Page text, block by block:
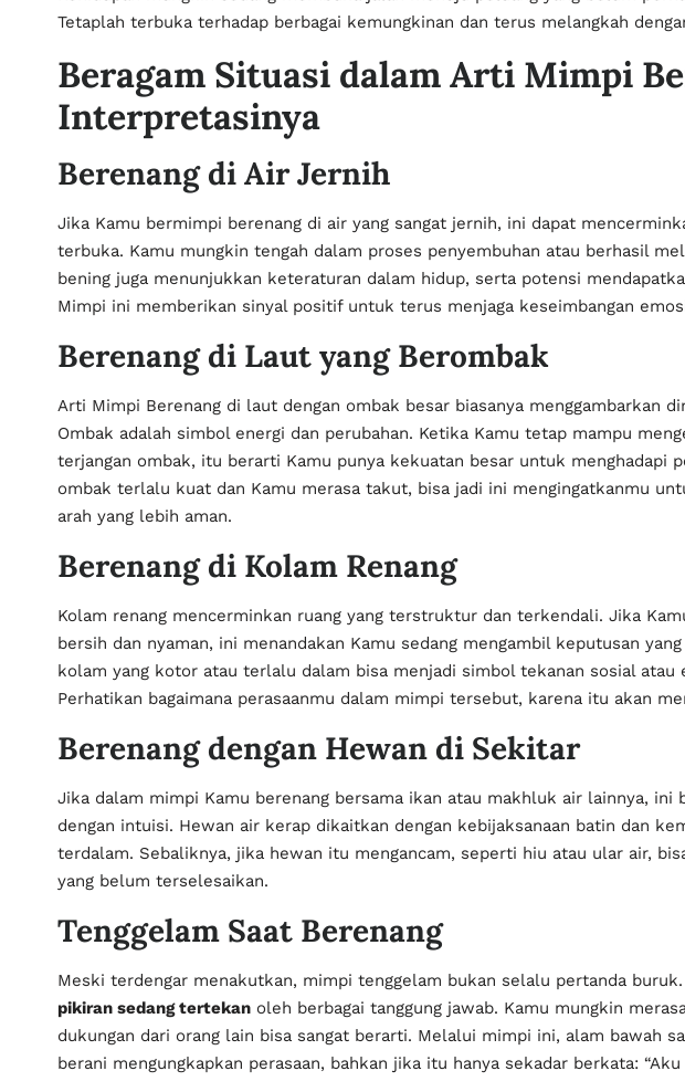
Tetaplah terbuka terhadap berbagai kemungkinan dan terus melangkah
Beragam Situasi dalam Arti Mimpi
Interpretasinya
Berenang di Air Jernih
Jika Kamu bermimpi berenang di air yang sangat jernih, ini dapat
terbuka. Kamu mungkin tengah dalam proses penyembuhan atau berhasil
bening juga menunjukkan keteraturan dalam hidup, serta potensi
Mimpi ini memberikan sinyal positif untuk terus menjaga keseimbangan
Berenang di Laut yang Berombak
Arti Mimpi Berenang di laut dengan ombak besar biasanya menggambarkan
Ombak adalah simbol energi dan perubahan. Ketika Kamu tetap mampu
terjangan ombak, itu berarti Kamu punya kekuatan besar untuk menghadapi
ombak terlalu kuat dan Kamu merasa takut, bisa jadi ini mengingatkanmu
arah yang lebih aman.
Berenang di Kolam Renang
Kolam renang mencerminkan ruang yang terstruktur dan terkendali. Jika
bersih dan nyaman, ini menandakan Kamu sedang mengambil keputusan
kolam yang kotor atau terlalu dalam bisa menjadi simbol tekanan sosial atau
Perhatikan bagaimana perasaanmu dalam mimpi tersebut, karena itu akan
Berenang dengan Hewan di Sekitar
Jika dalam mimpi Kamu berenang bersama ikan atau makhluk air lainnya, ini
dengan intuisi. Hewan air kerap dikaitkan dengan kebijaksanaan batin dan
terdalam. Sebaliknya, jika hewan itu mengancam, seperti hiu atau ular air,
yang belum terselesaikan.
Tenggelam Saat Berenang
Meski terdengar menakutkan, mimpi tenggelam bukan selalu pertanda buruk.
pikiran sedang tertekan oleh berbagai tanggung jawab. Kamu mungkin
dukungan dari orang lain bisa sangat berarti. Melalui mimpi ini, alam bawah
berani mengungkapkan perasaan, bahkan jika itu hanya sekadar berkata: